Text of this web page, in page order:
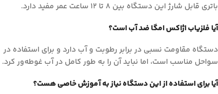
باتری قابل شارژ این دستگاه بین 8 تا 12 ساعت عمر مفید دارد.
آیا فلزیاب اژاکس امگا ضد آب است؟
دستگاه مقاومت نسبی در برابر رطوبت و آب دارد و برای استفاده در
سواحل مناسب است، اما نباید آن را به طور کامل در آب غوطه‌ور کرد.
آیا برای استفاده از این دستگاه نیاز به آموزش خاصی هست؟